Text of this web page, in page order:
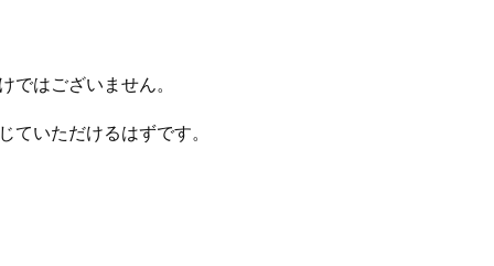
ではございません。
ていただけるはずです。